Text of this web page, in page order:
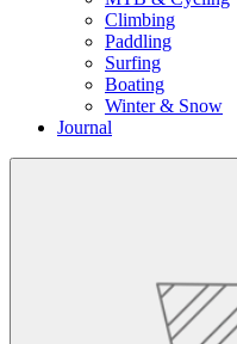
Climbing
Paddling
Surfing
Boating
Winter & Snow
Journal